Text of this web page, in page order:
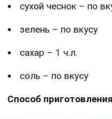
сухой чеснок – по
зелень – по вкусу
сахар – 1 ч.л.
соль – по вкусу
Способ